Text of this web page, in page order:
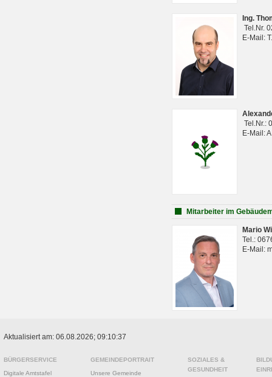
Ing.
Tel.Nr.
E-Mail:
Tel.Nr.:
E-Mail:
Mitarbeiter im
Mario
Tel.:
E-Mail:
Aktualisiert am: 06.08.2026; 09:10:37
BÜRGERSERVICE
Digitale Amtstafel
GEMEINDEPORTRAIT
Unsere Gemeinde
SOZIALES &
GESUNDHEIT